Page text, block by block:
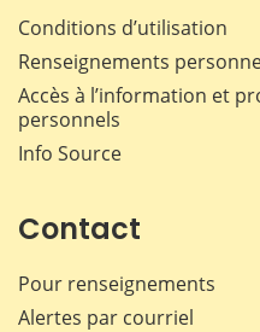
Conditions d’utilisation
Renseignements
Accès à l’information et
personnels
Info Source
Contact
Pour renseignements
Alertes par courriel